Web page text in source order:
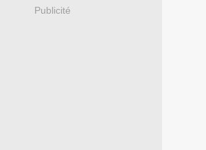
Publicité